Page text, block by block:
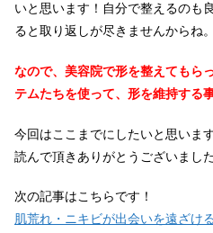
いと思います！自分で整えるのも
ると取り返しが尽きませんからね
なので、美容院で形を整えてもら
テムたちを使って、 形を維持する
今回はここまでにしたいと思います
読んで頂きありがとうございました
次の記事はこちらです！
肌荒れ・ニキビが出会いを遠ざけ